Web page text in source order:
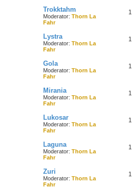
Trokktahm
Moderator: Thorn La
Fahr
1
Lystra
Moderator: Thorn La
Fahr
1
Gola
Moderator: Thorn La
Fahr
1
Mirania
Moderator: Thorn La
Fahr
1
Lukosar
Moderator: Thorn La
Fahr
1
Laguna
Moderator: Thorn La
Fahr
1
Zuri
Moderator: Thorn La
Fahr
1